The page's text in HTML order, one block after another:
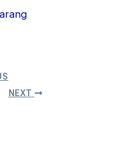
NEXT